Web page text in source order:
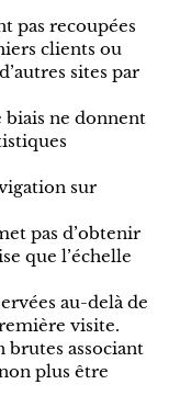
pas recoupées
clients ou
sites par
biais ne donnent
sur
pas d’obtenir
que l’échelle
au-delà de
visite.
brutes associant
plus être